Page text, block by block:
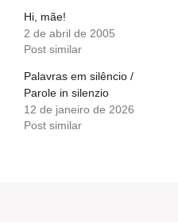
Hi, mãe!
2 de abril de 2005
Post similar
Palavras em silêncio /
Parole in silenzio
12 de janeiro de 2026
Post similar